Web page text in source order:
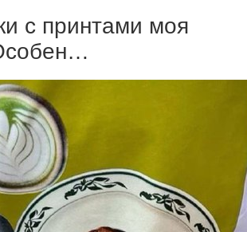
с принтами моя